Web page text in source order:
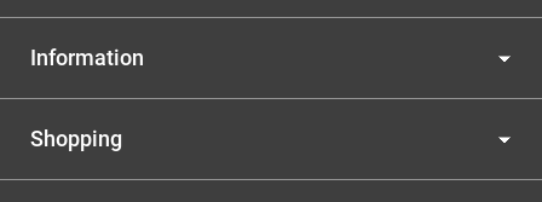
Information
Shopping